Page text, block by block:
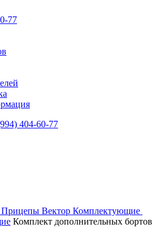
77
404-60-77
Прицепы Вектор Комплектующие
Комплект дополнительных бортов